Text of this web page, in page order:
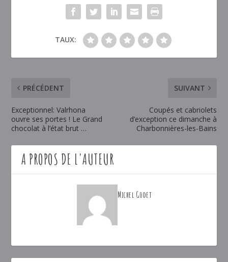
TAUX:
PRÉCÉDENT
Exceptionnel: Valrhona
ouvre ses portes ! Le Grand
chocolat à l’état brut …
SUIVANT
Coupés et cabriolets
d’exception ce dimanche à
Charbonnières-les-Bains
A PROPOS DE L'AUTEUR
Michel Godet